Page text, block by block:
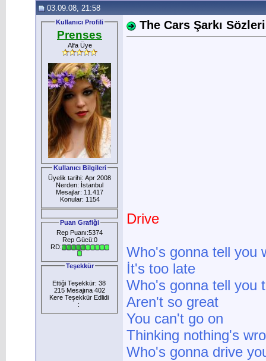
03.09.08, 21:58
Kullanıcı Profili
Prenses
Alfa Üye
Kullanıcı Bilgileri
Üyelik tarihi: Apr 2008
Nerden: İstanbul
Mesajlar: 11.417
Konular: 1154
Puan Grafiği
Rep Puanı:5374
Rep Gücü:0
RD:
Teşekkür
Ettiği Teşekkür: 38
215 Mesajına 402
Kere Teşekkür Edlidi
:
The Cars Şarkı
Drive
Who's gonna tell you
İt's too late
Who's gonna tell you
Aren't so great
You can't go on
Thinking nothing's
Who's gonna drive